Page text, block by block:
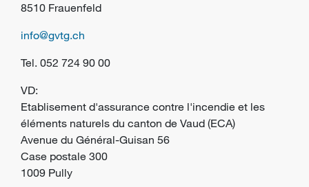
8510 Frauenfeld
info@gvtg.ch
Tel. 052 724 90 00
VD:
Etablisement d'assurance contre l'incendie et les
éléments naturels du canton de Vaud (ECA)
Avenue du Général-Guisan 56
Case postale 300
1009 Pully